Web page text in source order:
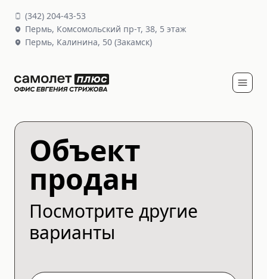
(342) 204-43-53
Пермь, Комсомольский пр-т, 38, 5 этаж
Пермь, Калинина, 50 (Закамск)
Объект
продан
Посмотрите другие
варианты